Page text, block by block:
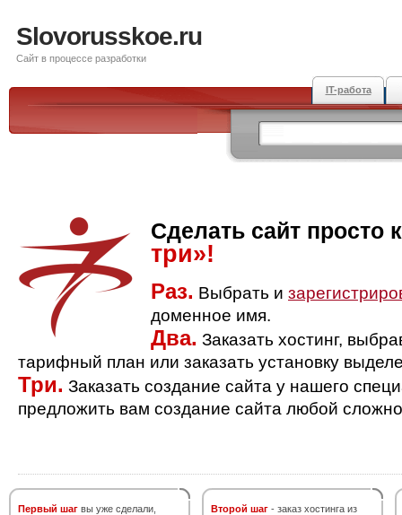
Slovorusskoe.ru
Сайт в процессе разработки
IT-работа
Сделать сайт просто
три»!
Раз. Выбрать и
доменное имя.
Два. Заказать хостинг,
тарифный план или заказать установку
Три. Заказать создание сайта у нашего
предложить вам создание сайта любой
Первый шаг вы уже сделали,
Второй шаг - заказ хостинга из